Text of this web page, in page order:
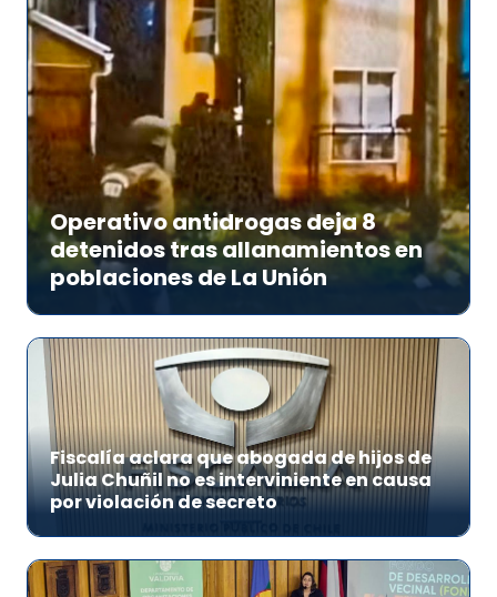
Operativo antidrogas deja 8
detenidos tras allanamientos en
poblaciones de La Unión
Fiscalía aclara que abogada de hijos de
Julia Chuñil no es interviniente en causa
por violación de secreto